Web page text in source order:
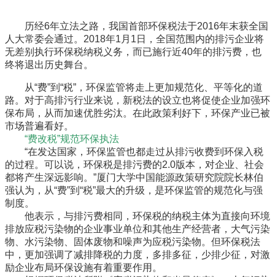
历经6年立法之路，我国首部环保税法于2016年末获全国
人大常委会通过。2018年1月1日，全国范围内的排污企业将
无差别执行环保税纳税义务，而已施行近40年的排污费，也
终将退出历史舞台。
从“费”到“税”，环保监管将走上更加规范化、平等化的道
路。对于高排污行业来说，新税法的设立也将促使企业加强环
保布局，从而加速优胜劣汰。在此政策利好下，环保产业已被
市场普遍看好。
“费改税”规范环保执法
“在发达国家，环保监管也都走过从排污收费到环保入税
的过程。可以说，环保税是排污费的2.0版本，对企业、社会
都将产生深远影响。”厦门大学中国能源政策研究院院长林伯
强认为，从“费”到“税”最大的升级，是环保监管的规范化与强
制度。
他表示，与排污费相同，环保税的纳税主体为直接向环境
排放应税污染物的企业事业单位和其他生产经营者，大气污染
物、水污染物、固体废物和噪声为应税污染物。但环保税法
中，更加强调了减排降税的力度，多排多征，少排少征，对激
励企业布局环保设施有着重要作用。